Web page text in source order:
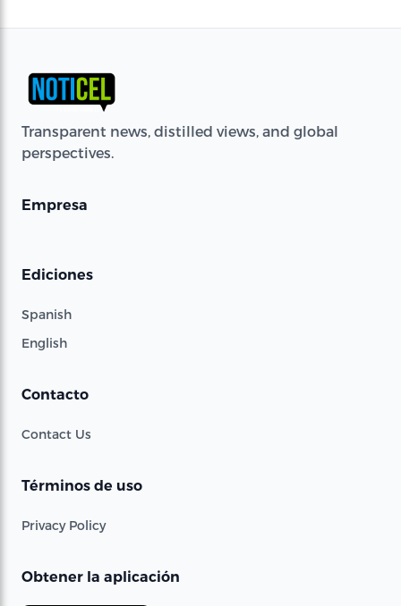
Transparent news, distilled views, and global
perspectives.
Empresa
Ediciones
Spanish
English
Contacto
Contact Us
Términos de uso
Privacy Policy
Obtener la aplicación